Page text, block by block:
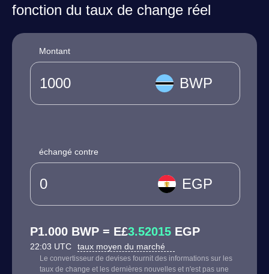
fonction du taux de change réel
Montant
BWP
échangé contre
EGP
P1.000 BWP = E£3.52015 EGP
22:03 UTC taux moyen du marché
Le convertisseur de devises fournit des informations sur les
taux de change et les dernières nouvelles et n'est pas une